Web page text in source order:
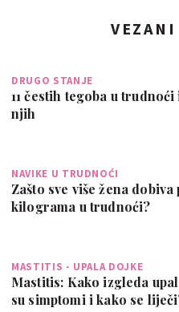
DRUGO STANJE
11 čestih tegoba u
njih
NAVIKE U TRUDNOĆI
Zašto sve više žena dobiva
kilograma u trudnoći?
MASTITIS - UPALA DOJKE
Mastitis: Kako izgleda
su simptomi i kako se